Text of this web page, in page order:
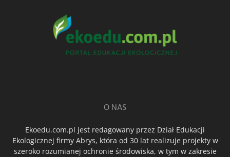
O NAS
Ekoedu.com.pl jest redagowany przez Dział Edukacji
Ekologicznej firmy Abrys, która od 30 lat realizuje projekty w
szeroko rozumianej ochronie środowiska, w tym w zakresie